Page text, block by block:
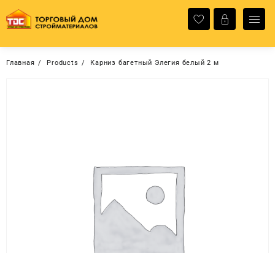
содержимому
Главная Products Карниз багетный Элегия белый 2 м